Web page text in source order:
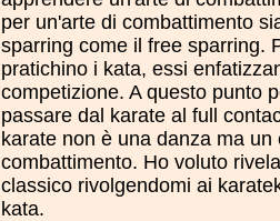
per un'arte di combattimento
sparring come il free sparring.
pratichino i kata, essi
competizione. A questo punto
passare dal karate al full
karate non è una danza ma
combattimento. Ho voluto
classico rivolgendomi ai
kata.